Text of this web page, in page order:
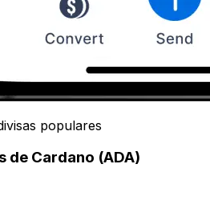
populares
de Cardano (ADA)